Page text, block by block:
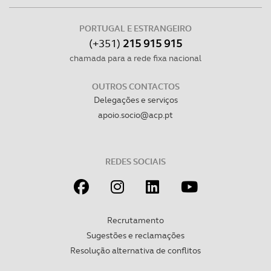
dados pessoais serão realizadas apenas com o seu
necessário no contexto dos serviços a prestar.
Realçamos que o bloqueio de certo tipo de Cookies e
experiência de navegação no Website e nos serviços
PORTUGAL E ESTRANGEIRO
(+351) 215 915 915
chamada para a rede fixa nacional
OUTROS CONTACTOS
Delegações e serviços
apoio.socio@acp.pt
REDES SOCIAIS
Recrutamento
Sugestões e reclamações
Resolução alternativa de conflitos